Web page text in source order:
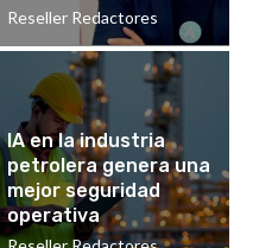
Reseller Redactores
IA en la industria
petrolera genera una
mejor seguridad
operativa